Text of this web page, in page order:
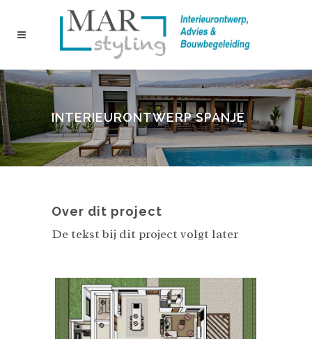
INTERIEURONTWERP SPANJE
Over dit project
De tekst bij dit project volgt later